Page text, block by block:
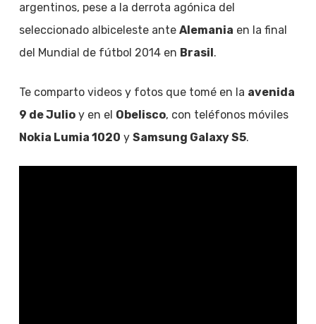
argentinos, pese a la derrota agónica del
seleccionado albiceleste ante Alemania en la final
del Mundial de fútbol 2014 en Brasil.
Te comparto videos y fotos que tomé en la avenida
9 de Julioy en el Obelisco, con teléfonos móviles
Nokia Lumia 1020 y Samsung Galaxy S5.